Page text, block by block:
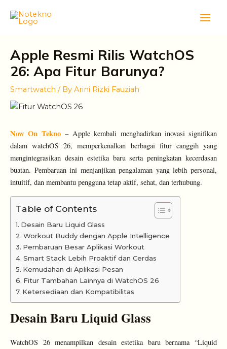
Apple Resmi Rilis WatchOS
26: Apa Fitur Barunya?
Smartwatch / By Arini Rizki Fauziah
Now On Tekno – Apple kembali menghadirkan inovasi signifikan
dalam watchOS 26, memperkenalkan berbagai fitur canggih yang
mengintegrasikan desain estetika baru serta peningkatan kecerdasan
buatan. Pembaruan ini menjanjikan pengalaman yang lebih personal,
intuitif, dan membantu pengguna tetap aktif, sehat, dan terhubung.
Table of Contents
Desain Baru Liquid Glass
Workout Buddy dengan Apple Intelligence
Pembaruan Besar Aplikasi Workout
Smart Stack Lebih Proaktif dan Cerdas
Kemudahan di Aplikasi Pesan
Fitur Tambahan Lainnya di WatchOS 26
Ketersediaan dan Kompatibilitas
Desain Baru Liquid Glass
WatchOS 26 menampilkan desain estetika baru bernama “Liquid